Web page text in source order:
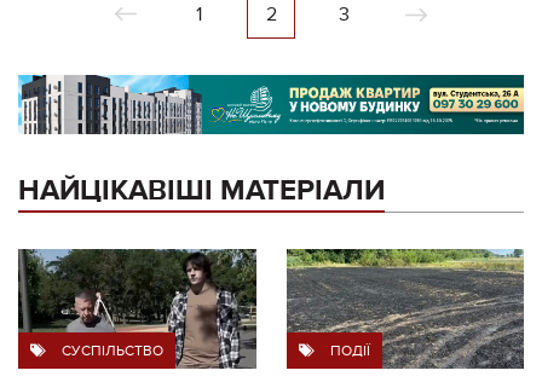
1 2 3
НАЙЦІКАВІШІ МАТЕРІАЛИ
СУСПІЛЬСТВО ПОДІЇ